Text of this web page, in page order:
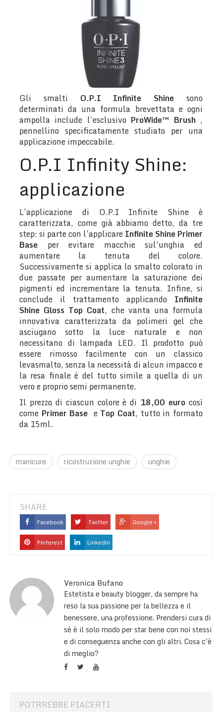
Gli smalti O.P.I Infinite Shine sono
determinati da una formula brevettata e ogni
ampolla include l’esclusivo ProWide™ Brush,
pennellino specificatamente studiato per una
applicazione impeccabile.
O.P.I Infinity Shine:
applicazione
L’applicazione di O.P.I Infinite Shine è
caratterizzata, come già abbiamo detto, da tre
step: si parte con l’applicareInfinite Shine Primer
Baseper evitare macchie sul’unghia ed
aumentare la tenuta del colore.
Successivamente si applica lo smalto colorato in
due passate per aumentare la saturazione dei
pigmenti ed incrementare la tenuta. Infine, si
conclude il trattamento applicando Infinite
Shine Gloss Top Coat, che vanta una formula
innovativa caratterizzata da polimeri gel che
asciugano sotto la luce naturale e non
necessitano di lampada LED. Il prodotto può
essere rimosso facilmente con un classico
levasmalto, senza la necessità di alcun impacco e
la resa finale è del tutto simile a quella di un
vero e proprio semi permanente.
Il prezzo di ciascun colore è di 18,00 euro così
come Primer Base e Top Coat, tutto in formato
da 15ml.
manicure ricostruzione unghie unghie
SHARE
Facebook Twitter Google +
Pinterest Linkedin
Veronica Bufano
Estetista e beauty blogger, da sempre ha
reso la sua passione per la bellezza e il
benessere, una professione. Prendersi cura di
sé è il solo modo per star bene con noi stessi
e di conseguenza anche con gli altri. Cosa c'è
di meglio?
POTRREBBE PIACERTI